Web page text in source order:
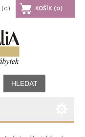
(0) KOŠÍK (0)